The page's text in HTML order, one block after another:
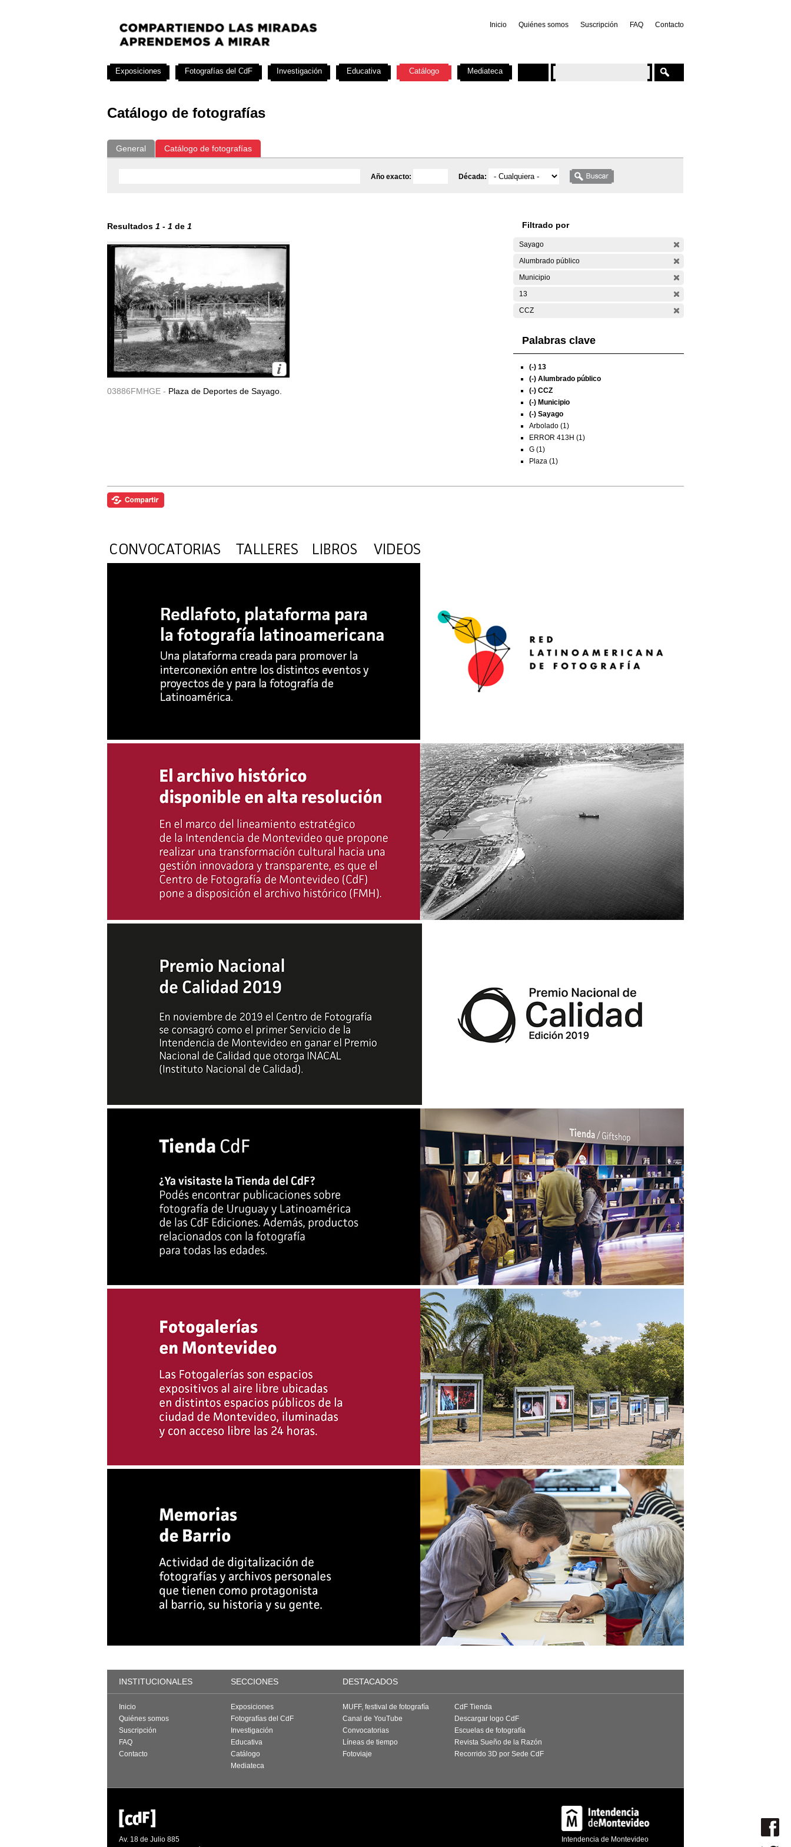
Inicio Quiénes somos Suscripción FAQ Contacto
Catálogo de fotografías
General Catálogo de fotografías
Año exacto: Década:
Resultados 1 - 1 de 1
03886FMHGE - Plaza de Deportes de Sayago.
Filtrado por
Sayago
Alumbrado público
Municipio
13
CCZ
Palabras clave
(-) 13
(-) Alumbrado público
(-) CCZ
(-) Municipio
(-) Sayago
Arbolado (1)
ERROR 413H (1)
G (1)
Plaza (1)
Exposiciones Fotografías del CdF Investigación Educativa Catálogo Mediateca
INSTITUCIONALES SECCIONES DESTACADOS
Inicio
Quiénes somos
Suscripción
FAQ
Contacto
Exposiciones
Fotografías del CdF
Investigación
Educativa
Catálogo
Mediateca
MUFF, festival de fotografía
Canal de YouTube
Convocatorias
Líneas de tiempo
Fotoviaje
CdF Tienda
Descargar logo CdF
Escuelas de fotografía
Revista Sueño de la Razón
Recorrido 3D por Sede CdF
Av. 18 de Julio 885
Intendencia de Montevideo